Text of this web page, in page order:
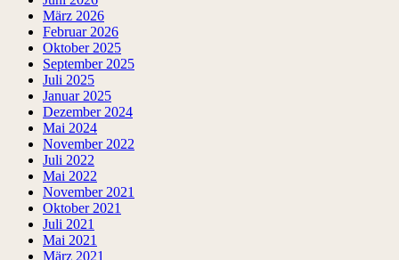
März 2026
Februar 2026
Oktober 2025
September 2025
Juli 2025
Januar 2025
Dezember 2024
Mai 2024
November 2022
Juli 2022
Mai 2022
November 2021
Oktober 2021
Juli 2021
Mai 2021
März 2021